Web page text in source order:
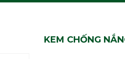
KEM CHỐNG